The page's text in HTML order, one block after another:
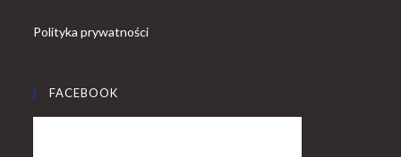
Polityka prywatności
FACEBOOK